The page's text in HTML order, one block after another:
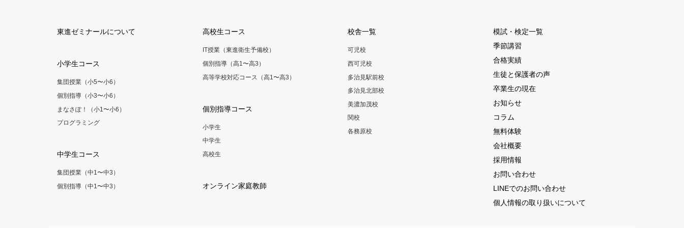
東進ゼミナールについて
小学生コース
集団授業（小5〜小6）
個別指導（小3〜小6）
まなさぽ！（小1〜小6）
プログラミング
中学生コース
集団授業（中1〜中3）
個別指導（中1〜中3）
高校生コース
IT授業（東進衛生予備校）
個別指導（高1〜高3）
高等学校対応コース（高1〜高3）
個別指導コース
小学生
中学生
高校生
オンライン家庭教師
校舎一覧
可児校
西可児校
多治見駅前校
多治見北部校
美濃加茂校
関校
各務原校
模試・検定一覧
季節講習
合格実績
生徒と保護者の声
卒業生の現在
お知らせ
コラム
無料体験
会社概要
採用情報
お問い合わせ
LINEでのお問い合わせ
個人情報の取り扱いについて